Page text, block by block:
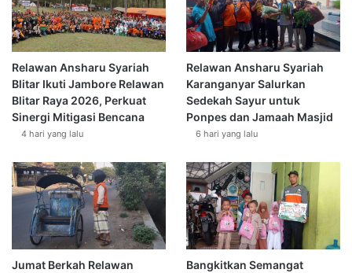
Relawan Ansharu Syariah
Blitar Ikuti Jambore Relawan
Blitar Raya 2026, Perkuat
Sinergi Mitigasi Bencana
4 hari yang lalu
Relawan Ansharu Syariah
Karanganyar Salurkan
Sedekah Sayur untuk
Ponpes dan Jamaah Masjid
6 hari yang lalu
Jumat Berkah Relawan
Bangkitkan Semangat